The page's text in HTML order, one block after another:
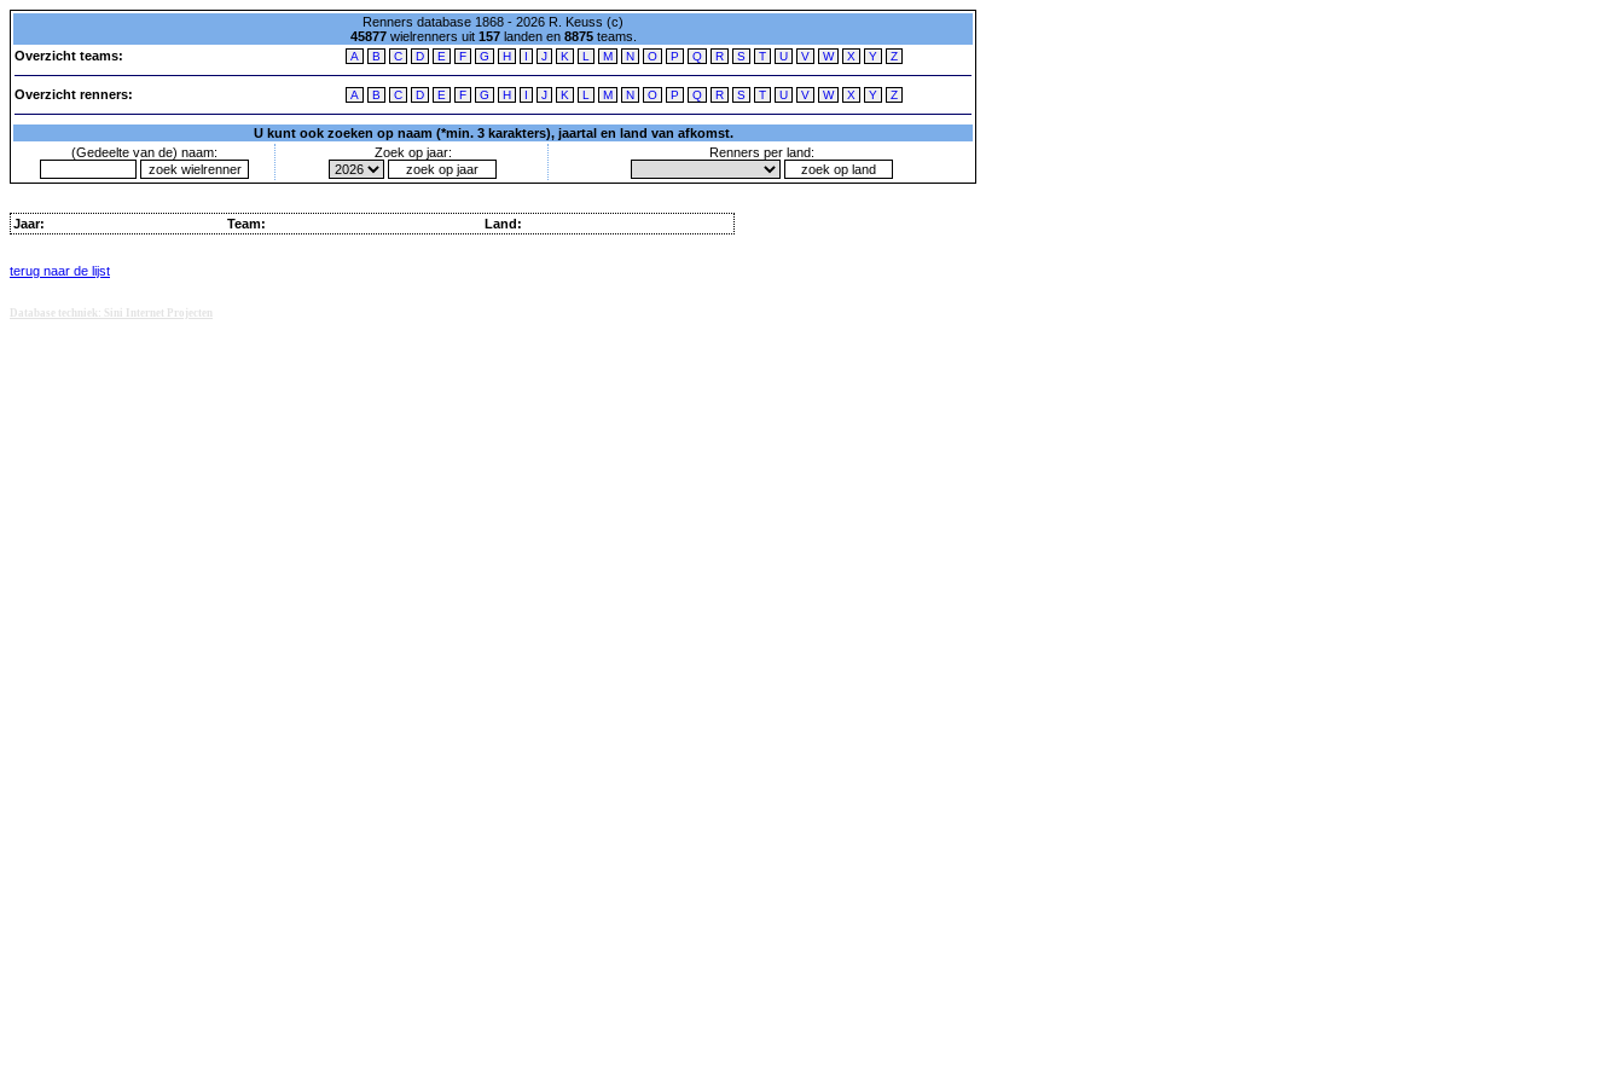
Renners database 1868 - 2026 R. Keuss (c)
45877wielrenners uit 157landen en 8875teams.
Overzicht teams:
A B C D E F G H I J K L M N O P Q R S T U V W X Y Z
Overzicht renners: A B C D E F G H I J K L M N O P Q R S T U V W X Y Z
U kunt ook zoeken op naam (*min. 3 karakters), jaartal en land van afkomst.
(Gedeelte van de) naam:
Zoek op jaar: Renners per land:
Jaar: Team: Land:
terug naar de lijst
Database techniek: Sini Internet Projecten